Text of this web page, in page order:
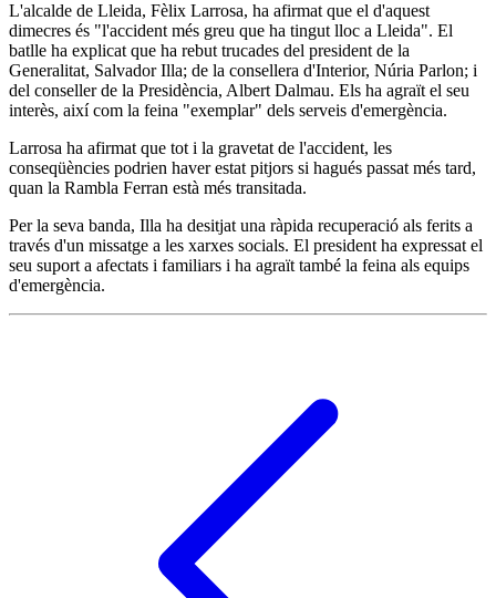
L'alcalde de Lleida, Fèlix Larrosa, ha afirmat que el d'aquest
dimecres és "l'accident més greu que ha tingut lloc a Lleida". El
batlle ha explicat que ha rebut trucades del president de la
Generalitat, Salvador Illa; de la consellera d'Interior, Núria Parlon; i
del conseller de la Presidència, Albert Dalmau. Els ha agraït el seu
interès, així com la feina "exemplar" dels serveis d'emergència.
Larrosa ha afirmat que tot i la gravetat de l'accident, les
conseqüències podrien haver estat pitjors si hagués passat més tard,
quan la Rambla Ferran està més transitada.
Per la seva banda, Illa ha desitjat una ràpida recuperació als ferits a
través d'un missatge a les xarxes socials. El president ha expressat el
seu suport a afectats i familiars i ha agraït també la feina als equips
d'emergència.